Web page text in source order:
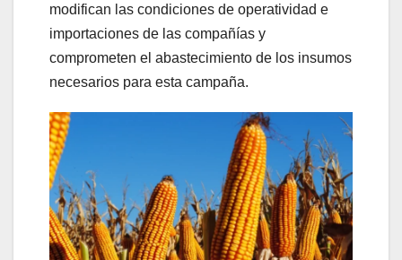
modifican las condiciones de operatividad e
importaciones de las compañías y
comprometen el abastecimiento de los insumos
necesarios para esta campaña.